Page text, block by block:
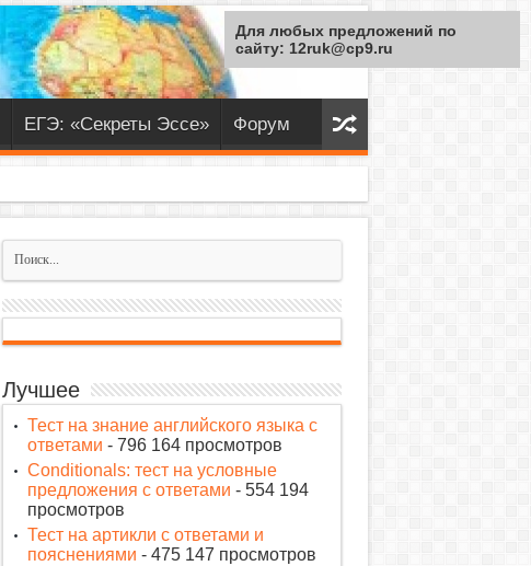
ЕГЭ: «Секреты Эссе» Форум
Лучшее
Тест на знание английского языка с
ответами - 796 164 просмотров
Conditionals: тест на условные
предложения с ответами - 554 194
просмотров
Тест на артикли с ответами и
пояснениями - 475 147 просмотров
Для любых предложений по
сайту: 12ruk@cp9.ru